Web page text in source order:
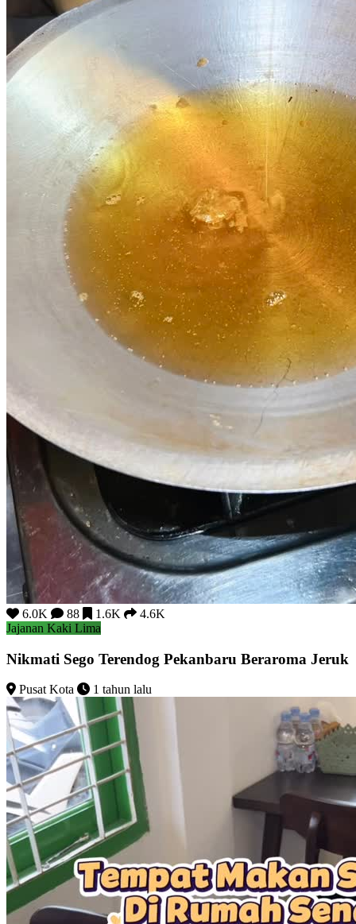
6.0K 88 1.6K
4.6K
Jajanan Kaki Lima
Nikmati Sego Terendog Pekanbaru Beraroma Jeruk
Pusat Kota 1 tahun lalu